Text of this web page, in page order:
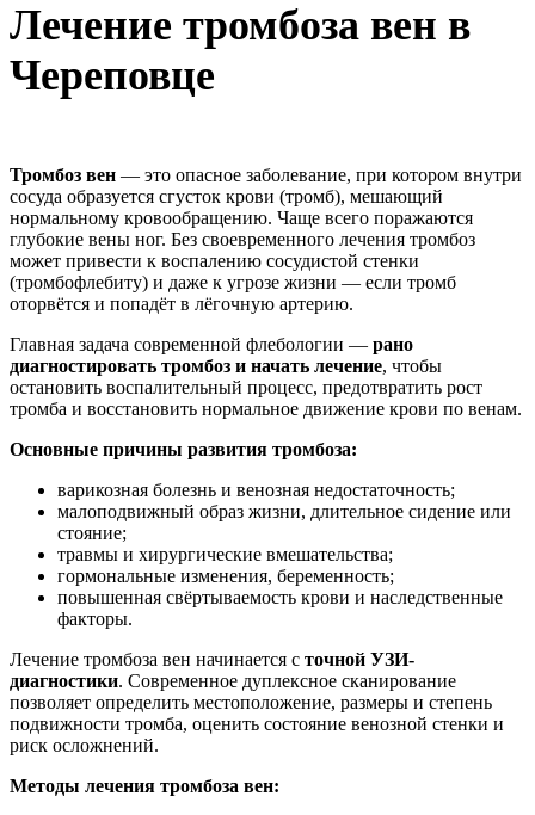
Лечение тромбоза вен в
Череповце
Тромбоз вен — это опасное заболевание, при котором внутри
сосуда образуется сгусток крови (тромб), мешающий
нормальному кровообращению. Чаще всего поражаются
глубокие вены ног. Без своевременного лечения тромбоз
может привести к воспалению сосудистой стенки
(тромбофлебиту) и даже к угрозе жизни — если тромб
оторвётся и попадёт в лёгочную артерию.
Главная задача современной флебологии — рано
диагностировать тромбоз и начать лечение, чтобы
остановить воспалительный процесс, предотвратить рост
тромба и восстановить нормальное движение крови по венам.
Основные причины развития тромбоза:
варикозная болезнь и венозная недостаточность;
малоподвижный образ жизни, длительное сидение или
стояние;
травмы и хирургические вмешательства;
гормональные изменения, беременность;
повышенная свёртываемость крови и наследственные
факторы.
Лечение тромбоза вен начинается с точной УЗИ-
диагностики. Современное дуплексное сканирование
позволяет определить местоположение, размеры и степень
подвижности тромба, оценить состояние венозной стенки и
риск осложнений.
Методы лечения тромбоза вен: